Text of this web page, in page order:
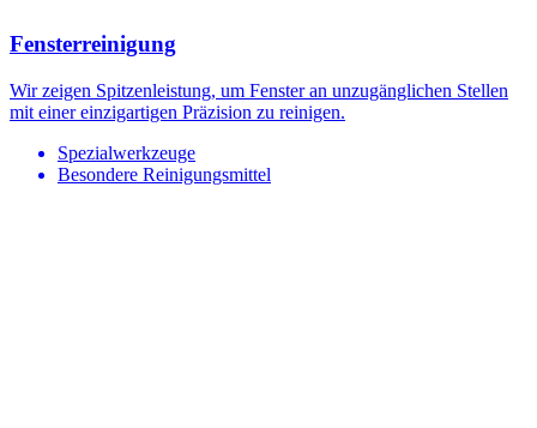
Fensterreinigung
Wir zeigen Spitzenleistung, um Fenster an unzugänglichen Stellen
mit einer einzigartigen Präzision zu reinigen.
Spezialwerkzeuge
Besondere Reinigungsmittel